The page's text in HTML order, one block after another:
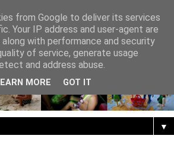
▼
from Google to deliver its services
Your IP address and user-agent are
with performance and security
of service, generate usage
and address abuse.
MORE GOT IT